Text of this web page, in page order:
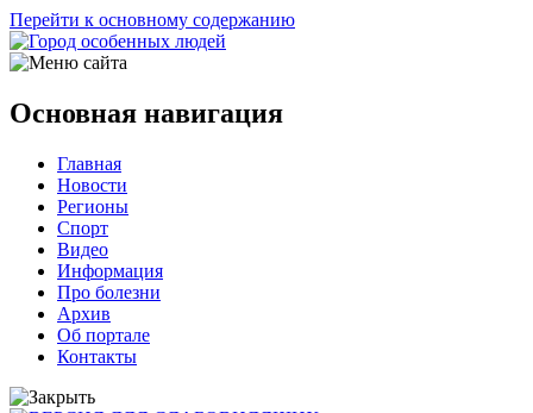
Перейти к основному содержанию
Основная навигация
Главная
Новости
Регионы
Спорт
Видео
Информация
Про болезни
Архив
Об портале
Контакты